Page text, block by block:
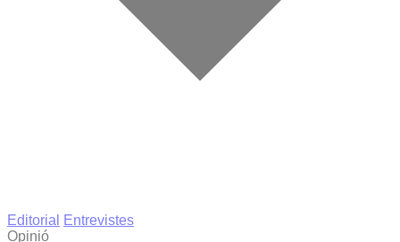
Editorial
Entrevistes
Opinió